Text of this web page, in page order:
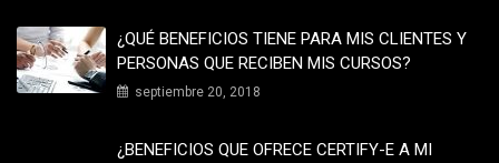
¿QUÉ BENEFICIOS TIENE PARA MIS CLIENTES Y
PERSONAS QUE RECIBEN MIS CURSOS?
septiembre 20, 2018
¿BENEFICIOS QUE OFRECE CERTIFY-E A MI